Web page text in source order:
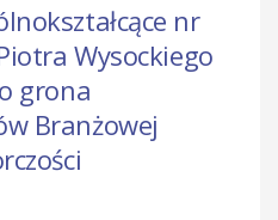
nr
Wysockiego
grona
Branżowej